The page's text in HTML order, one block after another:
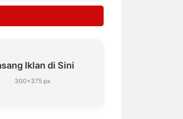
Iklan di Sini
300×375 px